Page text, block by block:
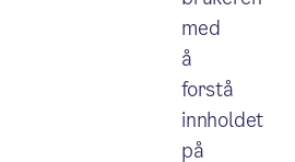
med
å
forstå
innholdet
på